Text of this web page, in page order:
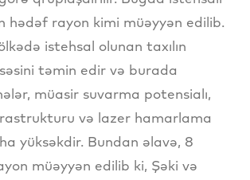
hədəf rayon kimi müəyyən edilib.
istehsal olunan taxılın
təmin edir və burada
müasir suvarma potensialı,
və lazer hamarlama
yüksəkdir. Bundan əlavə, 8
müəyyən edilib ki, Şəki və